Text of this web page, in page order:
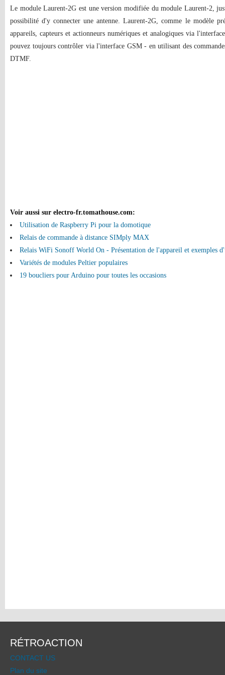
Le module Laurent-2G est une version modifiée du module Laurent-2,
possibilité d'y connecter une antenne. Laurent-2G, comme le modèle
appareils, capteurs et actionneurs numériques et analogiques via
pouvez toujours contrôler via l'interface GSM - en utilisant des
DTMF.
Voir aussi sur electro-fr.tomathouse.com:
Utilisation de Raspberry Pi pour la domotique
Relais de commande à distance SIMply MAX
Relais WiFi Sonoff World On - Présentation de l'appareil et exemples
Variétés de modules Peltier populaires
19 boucliers pour Arduino pour toutes les occasions
RÉTROACTION
CONTACT US
Plan du site